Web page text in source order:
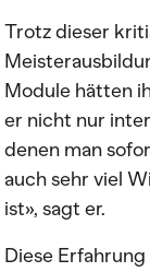
Trotz dieser
Module hätten
er nicht nur
denen man
auch sehr viel
ist», sagt er.
Diese